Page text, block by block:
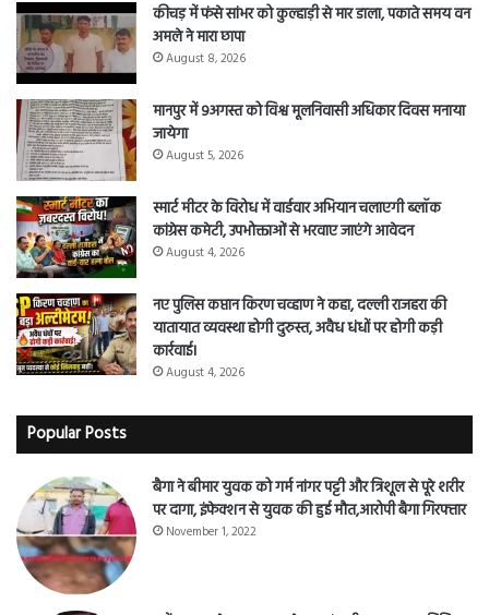
कीचड़ में फंसे सांभर को कुल्हाड़ी से मार डाला, पकाते समय वन
अमले ने मारा छापा
August 8, 2026
मानपुर में 9अगस्त को विश्व मूलनिवासी अधिकार दिवस मनाया
जायेगा
August 5, 2026
स्मार्ट मीटर के विरोध में वार्डवार अभियान चलाएगी ब्लॉक
कांग्रेस कमेटी, उपभोक्ताओं से भरवाए जाएंगे आवेदन
August 4, 2026
नए पुलिस कप्तान किरण चव्हाण ने कहा, दल्ली राजहरा की
यातायात व्यवस्था होगी दुरुस्त, अवैध धंधों पर होगी कड़ी
कार्रवाई।
August 4, 2026
Popular Posts
बैगा ने बीमार युवक को गर्म नांगर पट्टी और त्रिशूल से पूरे शरीर
पर दागा, इंफेक्शन से युवक की हुई मौत,आरोपी बैगा गिरफ्तार
November 1, 2022